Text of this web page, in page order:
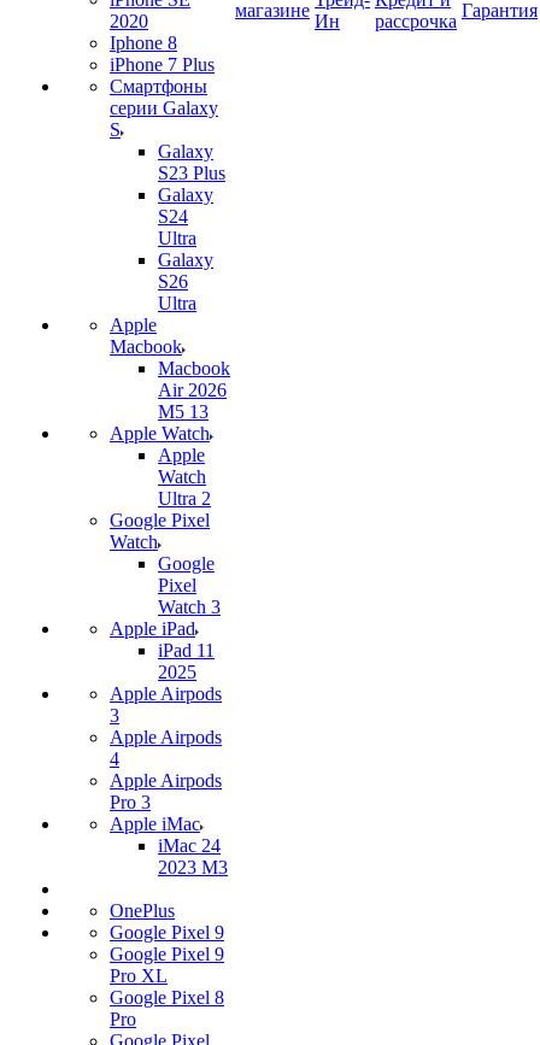
2020
Iphone 8
iPhone 7 Plus
Смартфоны
серии Galaxy
S
Galaxy
S23 Plus
Galaxy
S24
Ultra
Galaxy
S26
Ultra
Apple
Macbook
Macbook
Air 2026
M5 13
Apple Watch
Apple
Watch
Ultra 2
Google Pixel
Watch
Google
Pixel
Watch 3
Apple iPad
iPad 11
2025
Apple Airpods
3
Apple Airpods
4
Apple Airpods
Pro 3
Apple iMac
iMac 24
2023 M3
OnePlus
Google Pixel 9
Google Pixel 9
Pro XL
Google Pixel 8
Pro
Google Pixel
магазине
Ин
рассрочка
Гарантия